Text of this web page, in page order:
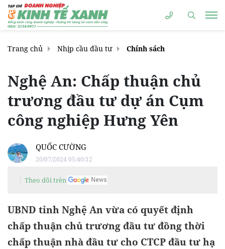
Trang chủ Nhịp cầu đầu tư Chính sách
Nghệ An: Chấp thuận chủ
trương đầu tư dự án Cụm
công nghiệp Hưng Yên
QUỐC CƯỜNG
20/07/2024 05:40:12
Theo dõi trên
UBND tỉnh Nghệ An vừa có quyết định
chấp thuận chủ trương đầu tư đồng thời
chấp thuận nhà đầu tư cho CTCP đầu tư hạ